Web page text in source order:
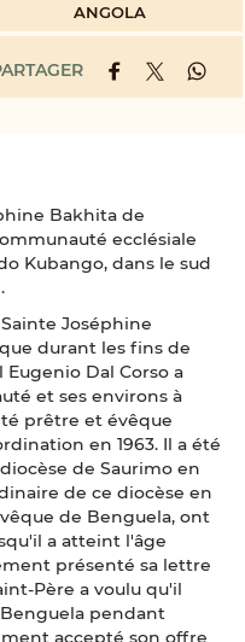
ANGOLA
Bakhita de
ecclésiale
Kubango, dans le sud
Joséphine
durant les fins de
Dal Corso a
et ses environs à
prêtre et évêque
en 1963. Il a été
de Saurimo en
de ce diocèse en
de Benguela, ont
a atteint l'âge
présenté sa lettre
Père a voulu qu'il
pendant
accepté son offre